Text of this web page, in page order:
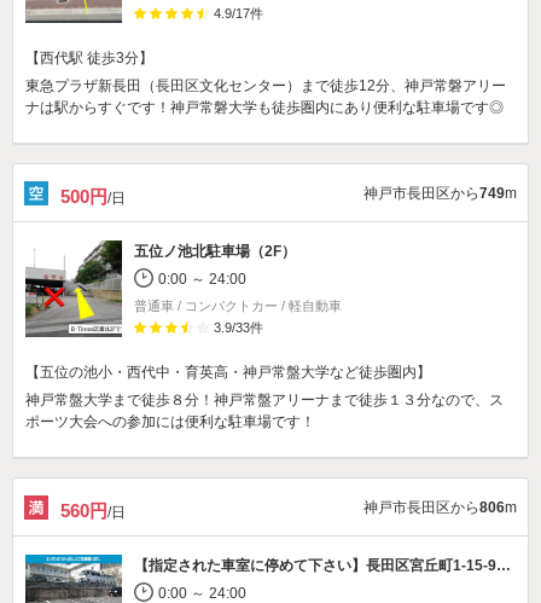
4.9/17件
【西代駅 徒歩3分】
東急プラザ新長田（長田区文化センター）まで徒歩12分、神戸常磐アリー
ナは駅からすぐです！神戸常磐大学も徒歩圏内にあり便利な駐車場です◎
500円/日 神戸市長田区から749m
五位ノ池北駐車場（2F）
0:00 ～ 24:00
普通車 / コンパクトカー / 軽自動車
3.9/33件
【五位の池小・西代中・育英高・神戸常盤大学など徒歩圏内】
神戸常盤大学まで徒歩８分！神戸常盤アリーナまで徒歩１３分なので、ス
ポーツ大会への参加には便利な駐車場です！
560円/日 神戸市長田区から806m
【指定された車室に停めて下さい】 長田区宮丘町1-15-9駐車場
0:00 ～ 24:00